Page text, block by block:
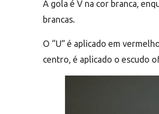
A gola é V na cor branca,
brancas.
O “U” é aplicado em
centro, é aplicado o escudo